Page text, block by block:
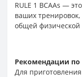
RULE 1 BCAAs —
ваших
общей
Рекомендации
Для